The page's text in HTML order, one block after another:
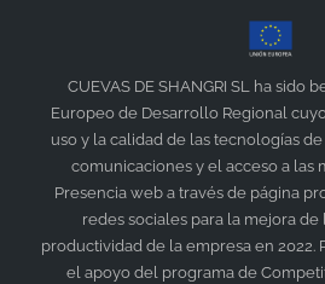
CUEVAS DE SHANGRI SL ha sido
Europeo de Desarrollo Regional
uso y la calidad de las tecnologías
comunicaciones y el acceso a las
Presencia web a través de página
redes sociales para la mejora
productividad de la empresa en 2022.
el apoyo del programa de